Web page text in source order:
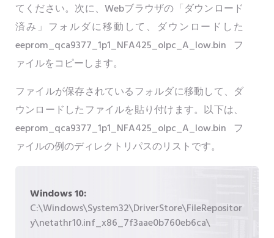
てください。次に、Webブラウザの「ダウンロード
済み」フォルダに移動して、ダウンロードした
eeprom_qca9377_1p1_NFA425_olpc_A_low.binフ
ァイルをコピーします。
ファイルが保存されているフォルダに移動して、ダ
ウンロードしたファイルを貼り付けます。以下は、
eeprom_qca9377_1p1_NFA425_olpc_A_low.binフ
ァイルの例のディレクトリパスのリストです。
Windows 10:
C:\Windows\System32\DriverStore\FileRepositor
y\netathr10.inf_x86_7f3aae0b760eb6ca\